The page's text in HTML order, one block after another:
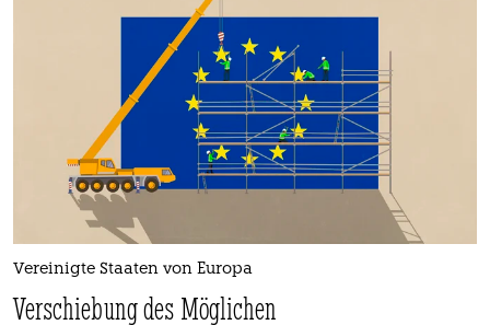
Vereinigte Staaten von Europa
Verschiebung des Möglichen